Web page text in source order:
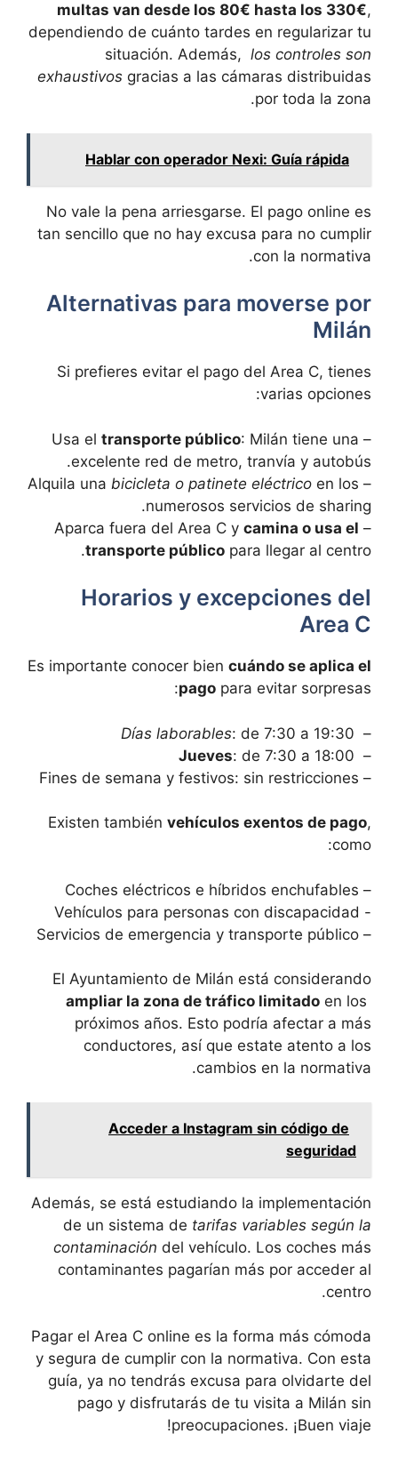
multas van desde los 80€ hasta​ los ⁤330€,
dependiendo de cuánto‌ tardes en regularizar tu
situación.⁢ Además, ​ los controles son
exhaustivos gracias a‌ las⁢ cámaras distribuidas
por toda la zona.
Hablar con operador Nexi: Guía rápida
No ‍vale‌ la pena arriesgarse. El pago online es
tan sencillo que no hay ⁣excusa para no cumplir
con la normativa.
Alternativas para moverse por
Milán
Si⁤ prefieres evitar el pago del​ Area C, tienes
varias opciones:
– ⁢Usa el
transporte público: Milán tiene una
excelente red de metro, tranvía y autobús.
– Alquila una
bicicleta o patinete eléctrico en ⁢los
numerosos servicios de sharing.
– Aparca fuera del Area C y​
camina o usa el
transporte público para llegar al centro.
Horarios y excepciones del
Area C
Es‌ importante conocer bien cuándo⁢ se aplica el
pago para evitar‍ sorpresas:
– ⁢
Días laborables: de 7:30 a‌ 19:30
– ⁤
Jueves: de 7:30 a 18:00
– Fines ‌de ⁤semana y festivos: sin restricciones
Existen ‌también vehículos exentos de pago,
como:
– Coches eléctricos e híbridos enchufables
-‌ Vehículos para personas ⁣con discapacidad
– Servicios de emergencia y transporte público
El Ayuntamiento de Milán está considerando
ampliar la zona de tráfico limitado en los ​
próximos años. Esto podría afectar​ a más
conductores, así que⁣ estate atento a los
cambios en la normativa.
Acceder a Instagram sin código de
seguridad
Además, se está estudiando la implementación
de⁣ un sistema de tarifas variables según la
contaminación ​del vehículo. Los coches más
contaminantes ⁤pagarían más por acceder al
⁢centro.
Pagar el Area C online es ⁤la forma más cómoda
y segura de cumplir con la normativa. Con esta
guía, ya no tendrás⁤ excusa para olvidarte del
pago‌ y disfrutarás de tu visita ‌a Milán sin
preocupaciones. ¡Buen ​viaje!